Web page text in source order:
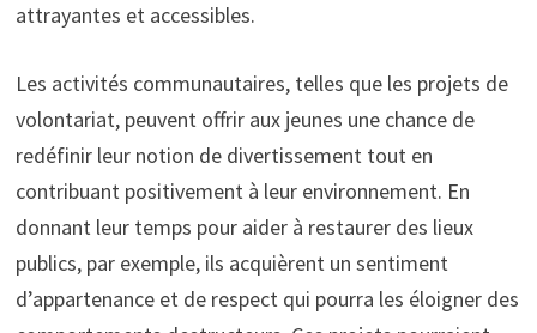
attrayantes et accessibles.
Les activités communautaires, telles que les projets de
volontariat, peuvent offrir aux jeunes une chance de
redéfinir leur notion de divertissement tout en
contribuant positivement à leur environnement. En
donnant leur temps pour aider à restaurer des lieux
publics, par exemple, ils acquièrent un sentiment
d’appartenance et de respect qui pourra les éloigner des